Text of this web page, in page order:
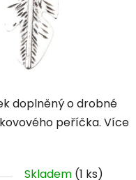
doplněný o drobné
peříčka. Více
Skladem (1 ks)